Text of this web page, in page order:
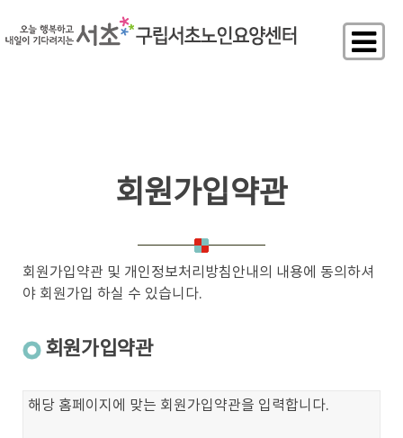
회원가입약관
회원가입약관 및 개인정보처리방침안내의 내용에 동의하셔
야 회원가입 하실 수 있습니다.
회원가입약관